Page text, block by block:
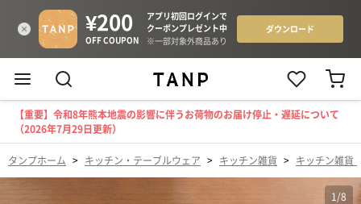
【重要】令和8年熊本地震の影響に伴うお荷物のお届け停止・遅延について
（2026年7月29日更新）
タンプホーム > キッチン・テーブルウェア > キッチン雑貨 > キッチン雑貨
1 /8